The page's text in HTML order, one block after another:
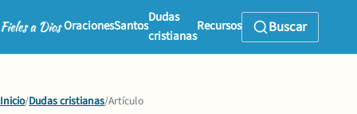
OracionesSantos
Dudas
cristianas
Recursos Buscar
Inicio/Dudas cristianas/Artículo